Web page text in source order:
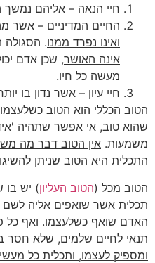
חיי הנאה – אליהם נמשך
החיים המדיניים – אשר
ואינו נפרד ממנו. הסגולה
אינה האושר, שכן אדם
מעשה כל חיו.
חיי עיון – אשר נדון בו
הטוב הכללי הוא הטוב כשלעצמו
שהוא טוב, אי אפשר שתהיה
משמעות. אין הטוב דבר מה
התכלית היא הטוב שניתן
הטוב מכל (הטוב העליון) יש בו
תכלית אשר שואפים אליה
האדם שואף כשלעצמו. ואף כל
תנאי לחיים שלמים, שלא חסר
ומספיק לעצמו, ותכלית כל